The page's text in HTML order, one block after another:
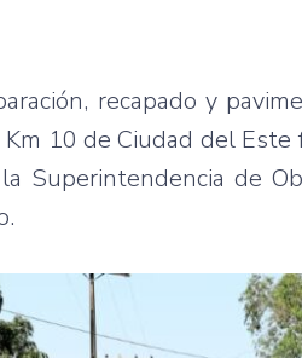
recapado y
10 de Ciudad del
la Superintendencia de